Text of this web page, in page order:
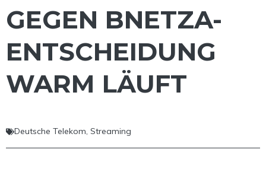
GEGEN BNETZA-
ENTSCHEIDUNG
WARM LÄUFT
Deutsche Telekom, Streaming